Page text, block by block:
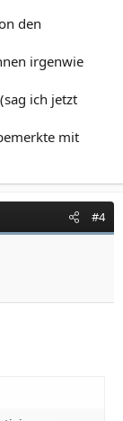
den
irgenwie
ich jetzt
mit
#4